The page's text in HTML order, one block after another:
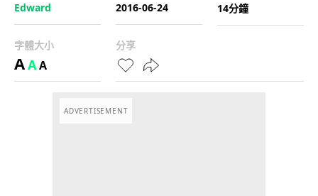
Edward
2016-06-24
14分鐘
字體大小
AAA
分享
ADVERTISEMENT